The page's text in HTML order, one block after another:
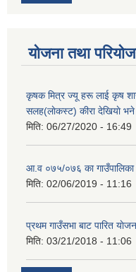
योजना तथा
कृषक मित्र ज्यू हरू लाई कृष
सलह(लाेकस्ट) कीरा देखियाे भने
मिति: 06/27/2020 - 16:49
आ‍.व ०७५/०७६ का गाउँपालिका
मिति: 02/06/2019 - 11:16
प्रथम गाउँसभा बाट पारित
मिति: 03/21/2018 - 11:06